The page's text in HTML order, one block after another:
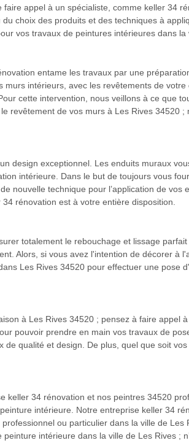
appel à un spécialiste, comme keller 34
choix des produits et des techniques à
vos travaux de peintures intérieures dans la
entame les travaux par une
intérieurs, avec les revêtements de
cette intervention, nous veillons à ce que
revêtement de vos murs à Les Rives 34520
design exceptionnel. Les enduits muraux
intérieure. Dans le but de toujours vous
nouvelle technique pour l’application de
rénovation est à votre entière disposition.
totalement le rebouchage et lissage
Alors, si vous avez l'intention de décorer à
Les Rives 34520 pour effectuer une pose
à Les Rives 34520 ; pensez à faire appel
pouvoir prendre en main vos travaux de
de qualité et design. De plus, quel que soit
34 rénovation et nos peintres 34520
intérieure. Notre entreprise keller 34
ou particulier dans la ville de
intérieure dans la ville de Les Rives ;